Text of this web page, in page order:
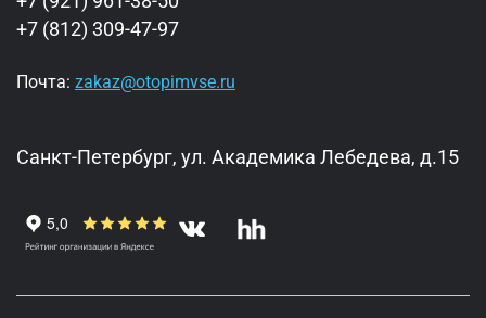
+7 (812) 309-47-97
Почта: zakaz@otopimvse.ru
Санкт-Петербург, ул. Академика Лебедева, д.15